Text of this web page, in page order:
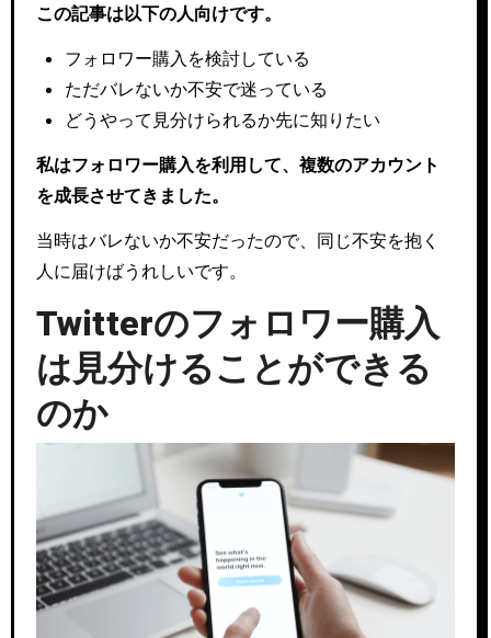
この記事は以下の人向けです。
フォロワー購入を検討している
ただバレないか不安で迷っている
どうやって見分けられるか先に知りたい
私はフォロワー購入を利用して、複数のアカウント
を成長させてきました。
当時はバレないか不安だったので、同じ不安を抱く
人に届けばうれしいです。
Twitterのフォロワー購入
は見分けることができる
のか